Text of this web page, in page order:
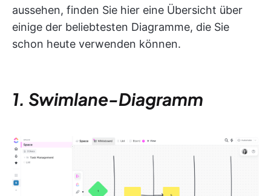
aussehen, finden Sie hier eine Übersicht über
einige der beliebtesten Diagramme, die Sie
schon heute verwenden können.
1. Swimlane-Diagramm